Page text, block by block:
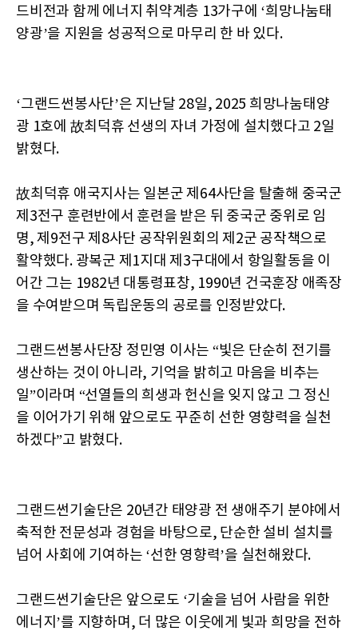
드비전과 함께 에너지 취약계층 13가구에 ‘희망나눔태
양광’을 지원을 성공적으로 마무리 한 바 있다.
‘그랜드썬봉사단’은 지난달 28일, 2025 희망나눔태양
광 1호에 故최덕휴 선생의 자녀 가정에 설치했다고 2일
밝혔다.
故최덕휴 애국지사는 일본군 제64사단을 탈출해 중국군
제3전구 훈련반에서 훈련을 받은 뒤 중국군 중위로 임
명, 제9전구 제8사단 공작위원회의 제2군 공작책으로
활약했다. 광복군 제1지대 제3구대에서 항일활동을 이
어간 그는 1982년 대통령표창, 1990년 건국훈장 애족장
을 수여받으며 독립운동의 공로를 인정받았다.
그랜드썬봉사단장 정민영 이사는 “빛은 단순히 전기를
생산하는 것이 아니라, 기억을 밝히고 마음을 비추는
일”이라며 “선열들의 희생과 헌신을 잊지 않고 그 정신
을 이어가기 위해 앞으로도 꾸준히 선한 영향력을 실천
하겠다”고 밝혔다.
그랜드썬기술단은 20년간 태양광 전 생애주기 분야에서
축적한 전문성과 경험을 바탕으로, 단순한 설비 설치를
넘어 사회에 기여하는 ‘선한 영향력’을 실천해왔다.
그랜드썬기술단은 앞으로도 ‘기술을 넘어 사람을 위한
에너지’를 지향하며, 더 많은 이웃에게 빛과 희망을 전하